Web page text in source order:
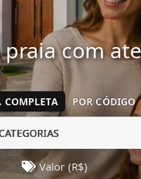
com
COMPLETA POR CÓDIGO
Valor (R$)